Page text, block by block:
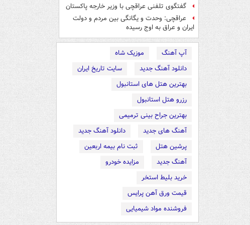
گفتگوی تلفنی عراقچی با وزیر خارجه پاکستان
عراقچی: وحدت و یگانگی بین مردم و دولت
ایران و عراق به اوج رسیده
آپ آهنگ
موزیک شاه
دانلود آهنگ جدید
سایت تاریخ ایران
بهترین هتل های استانبول
رزرو هتل استانبول
بهترین جراح بینی ترمیمی
آهنگ های جدید
دانلود آهنگ جدید
پرشین هتل
ثبت نام بیمه اربعین
آهنگ جدید
مزایده خودرو
خرید بلیط استخر
قیمت ورق آهن پرایس
فروشنده مواد شیمیایی